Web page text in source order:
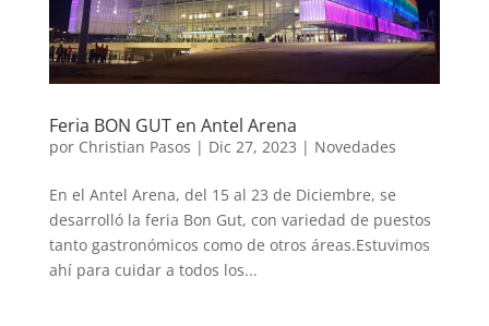
Feria BON GUT en Antel Arena
por Christian Pasos | Dic 27, 2023 | Novedades
En el Antel Arena, del 15 al 23 de Diciembre, se
desarrolló la feria Bon Gut, con variedad de puestos
tanto gastronómicos como de otros áreas.Estuvimos
ahí para cuidar a todos los...